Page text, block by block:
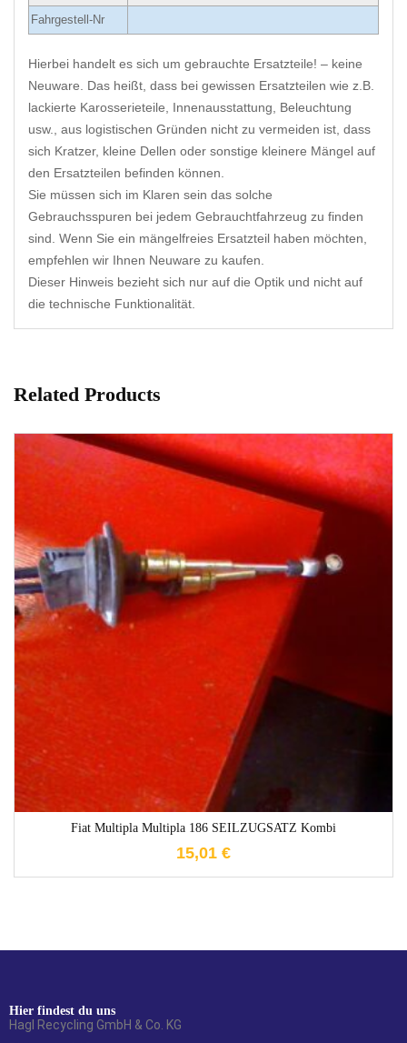
Fahrgestell-Nr
Hierbei handelt es sich um gebrauchte Ersatzteile! – keine
Neuware. Das heißt, dass bei gewissen Ersatzteilen wie z.B.
lackierte Karosserieteile, Innenausstattung, Beleuchtung
usw., aus logistischen Gründen nicht zu vermeiden ist, dass
sich Kratzer, kleine Dellen oder sonstige kleinere Mängel auf
den Ersatzteilen befinden können.
Sie müssen sich im Klaren sein das solche
Gebrauchsspuren bei jedem Gebrauchtfahrzeug zu finden
sind. Wenn Sie ein mängelfreies Ersatzteil haben möchten,
empfehlen wir Ihnen Neuware zu kaufen.
Dieser Hinweis bezieht sich nur auf die Optik und nicht auf
die technische Funktionalität.
Related Products
Fiat Multipla Multipla 186 SEILZUGSATZ Kombi
15,01 €
Hier findest du uns
Hagl Recycling GmbH & Co. KG